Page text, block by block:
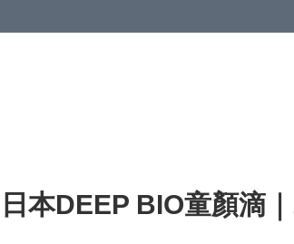
日本DEEP BIO童顏滴